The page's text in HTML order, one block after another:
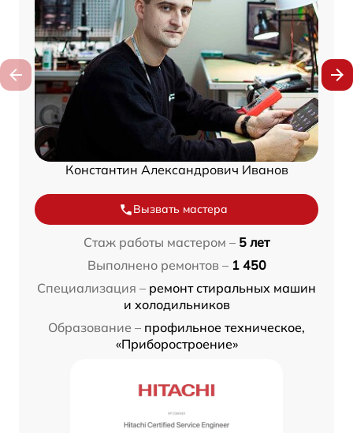
Константин Александрович Иванов
Вызвать мастера
Стаж работы мастером – 5 лет
Выполнено ремонтов – 1 450
Специализация – ремонт стиральных машин
и холодильников
Образование – профильное техническое,
«Приборостроение»